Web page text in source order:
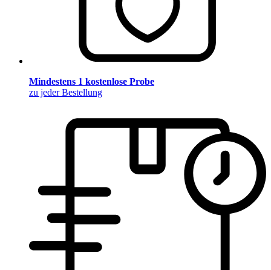
Mindestens 1 kostenlose Probe
zu jeder Bestellung